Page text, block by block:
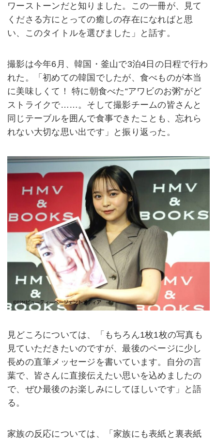
ワーストーンだと知りました。この一冊が、見て
くださる方にとっての癒しの存在になればと思
い、このタイトルを選びました」と話す。
撮影は今年6月、韓国・釜山で3泊4日の日程で行わ
れた。「初めての韓国でしたが、食べものが本当
に美味しくて！ 特に朝食べた“アワビのお粥”がど
ストライクで……。そして撮影チームの皆さんと
同じテーブルを囲んで食事できたことも、忘れら
れない大切な思い出です」と振り返った。
見どころについては、「もちろん1枚1枚の写真も
見ていただきたいのですが、最後のページに少し
長めの直筆メッセージを書いています。自分の言
葉で、皆さんに直接伝えたい思いを込めましたの
で、ぜひ最後のお楽しみにしてほしいです」と語
る。
家族の反応については、「家族にも表紙と裏表紙